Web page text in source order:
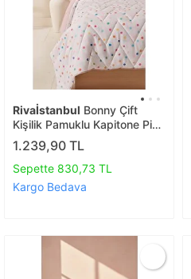
Rivaİstanbul Bonny Çift
Kişilik Pamuklu Kapitone Pike
& Yatak Örtüsü
1.239,90 TL
Sepette 830,73 TL
Kargo Bedava